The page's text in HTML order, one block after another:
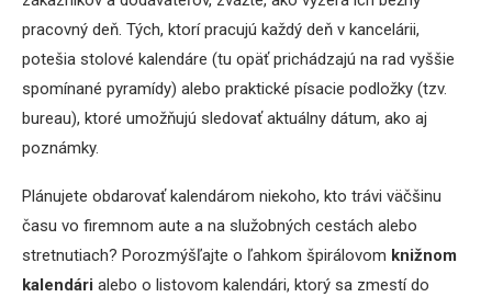
pracovný deň. Tých, ktorí pracujú každý deň v kancelárii,
potešia stolové kalendáre (tu opäť prichádzajú na rad vyššie
spomínané pyramídy) alebo praktické písacie podložky (tzv.
bureau), ktoré umožňujú sledovať aktuálny dátum, ako aj
poznámky.
Plánujete obdarovať kalendárom niekoho, kto trávi väčšinu
času vo firemnom aute a na služobných cestách alebo
stretnutiach? Porozmýšľajte o ľahkom špirálovom knižnom
kalendári alebo o listovom kalendári, ktorý sa zmestí do